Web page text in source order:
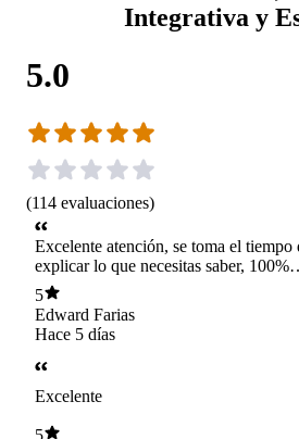
Integrativa y
5.0
(114 evaluaciones)
Excelente atención, se toma el tiempo
explicar lo que necesitas saber, 100%
recomendada
5
Edward Farias
Hace 5 días
Excelente
5